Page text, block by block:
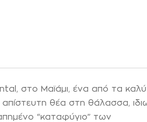
στο Μαϊάμι, ένα από τα
θέα στη θάλασσα,
“καταφύγιο” των